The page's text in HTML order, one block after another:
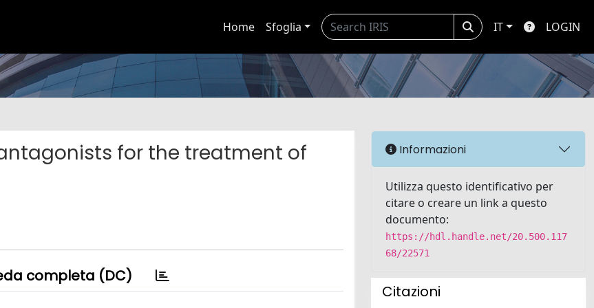
Home Sfoglia IT LOGIN
for the treatment of
completa (DC)
Informazioni
Utilizza questo identificativo per
citare o creare un link a questo
documento:
https://hdl.handle.net/20.500.117
68/22571
Citazioni